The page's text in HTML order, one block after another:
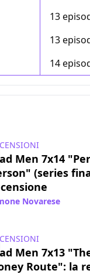
13
13
14
Men 7x14
(series
Novarese
Men 7x13
Route": la